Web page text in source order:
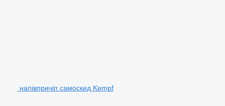
напівпричіп самоскид Kempf